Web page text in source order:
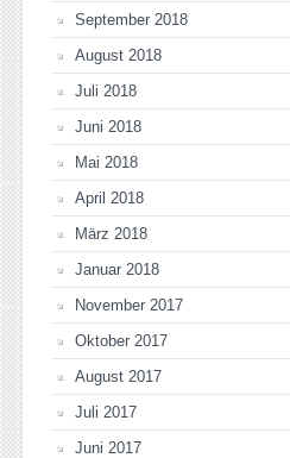
September 2018
August 2018
Juli 2018
Juni 2018
Mai 2018
April 2018
März 2018
Januar 2018
November 2017
Oktober 2017
August 2017
Juli 2017
Juni 2017